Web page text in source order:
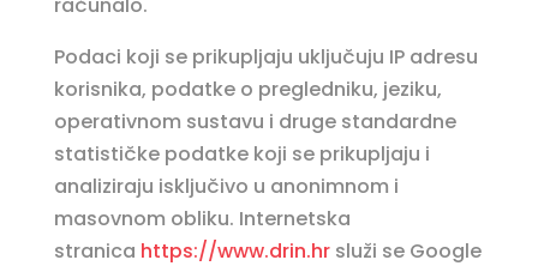
Podaci koji se prikupljaju uključuju IP adresu
korisnika, podatke o pregledniku, jeziku,
operativnom sustavu i druge standardne
statističke podatke koji se prikupljaju i
analiziraju isključivo u anonimnom i
masovnom obliku. Internetska
stranica https://www.drin.hrsluži se Google